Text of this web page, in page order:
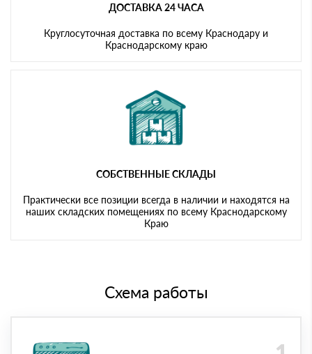
ДОСТАВКА 24 ЧАСА
Круглосуточная доставка по всему Краснодару и
Краснодарскому краю
СОБСТВЕННЫЕ СКЛАДЫ
Практически все позиции всегда в наличии и находятся на
наших складских помещениях по всему Краснодарскому
Краю
Схема работы